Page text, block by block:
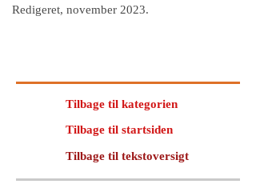
Redigeret, november 2023.
Tilbage til kategorien
Tilbage til startsiden
Tilbage til tekstoversigt